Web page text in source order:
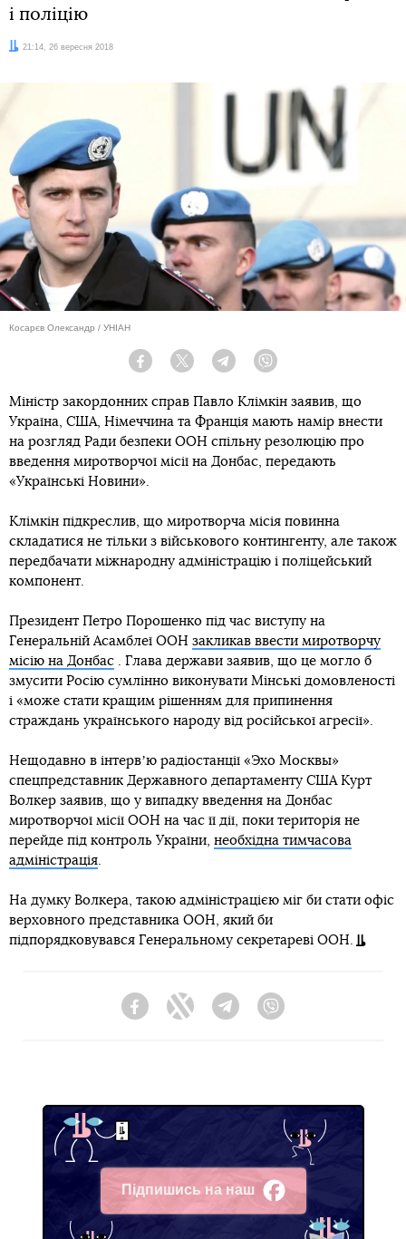
і поліцію
Дата:21:14, 26 вересня 2018
Косарєв Олександр / УНІАН
Facebook Twitter Telegram
Міністр закордонних справ Павло Клімкін заявив, що
Україна, США, Німеччина та Франція мають намір внести
на розгляд Ради безпеки ООН спільну резолюцію про
введення миротворчої місії на Донбас, передають
«Українські Новини».
Клімкін підкреслив, що миротворча місія повинна
складатися не тільки з військового контингенту, але також
передбачати міжнародну адміністрацію і поліцейський
компонент.
Президент Петро Порошенко під час виступу на
Генеральній Асамблеї ООН закликав ввести миротворчу
місію на Донбас . Глава держави заявив, що це могло б
змусити Росію сумлінно виконувати Мінські домовленості
і «може стати кращим рішенням для припинення
страждань українського народу від російської агресії».
Нещодавно в інтервʼю радіостанції «Эхо Москвы»
спецпредставник Державного департаменту США Курт
Волкер заявив, що у випадку введення на Донбас
миротворчої місії ООН на час її дії, поки територія не
перейде під контроль України, необхідна тимчасова
адміністрація
На думку Волкера, такою адміністрацією міг би стати офіс
верховного представника ООН, який би
підпорядковувався Генеральному секретареві ООН.
FacebookTwitter Telegram
Підпишись на наш
Facebook